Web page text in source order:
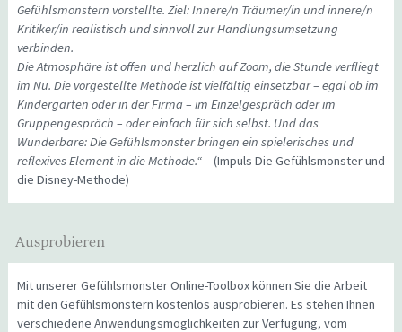
Gefühlsmonstern vorstellte. Ziel: Innere/n Träumer/in und innere/n
Kritiker/in realistisch und sinnvoll zur Handlungsumsetzung
verbinden.
Die Atmosphäre ist offen und herzlich auf Zoom, die Stunde verfliegt
im Nu. Die vorgestellte Methode ist vielfältig einsetzbar – egal ob im
Kindergarten oder in der Firma – im Einzelgespräch oder im
Gruppengespräch – oder einfach für sich selbst. Und das
Wunderbare: Die Gefühlsmonster bringen ein spielerisches und
reflexives Element in die Methode.“– (Impuls Die Gefühlsmonster und
die Disney-Methode)
Ausprobieren
Mit unserer Gefühlsmonster Online-Toolbox können Sie die Arbeit
mit den Gefühlsmonstern kostenlos ausprobieren. Es stehen Ihnen
verschiedene Anwendungsmöglichkeiten zur Verfügung, vom